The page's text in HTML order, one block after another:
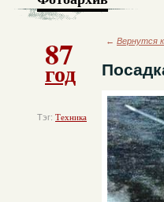
87
год
Тэг: Техника
← Вернутся